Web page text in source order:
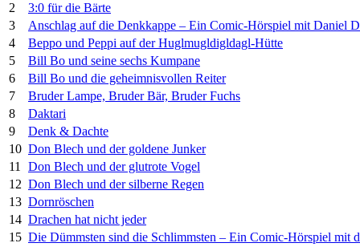
2
3:0 für die Bärte
3
Anschlag auf die Denkkappe – Ein Comic-Hörspiel mit Daniel
4
Beppo und Peppi auf der Huglmugldigldagl-Hütte
5
Bill Bo und seine sechs Kumpane
6
Bill Bo und die geheimnisvollen Reiter
7
Bruder Lampe, Bruder Bär, Bruder Fuchs
8
Daktari
9
Denk & Dachte
10 Don Blech und der goldene Junker
11
Don Blech und der glutrote Vogel
12 Don Blech und der silberne Regen
13 Dornröschen
14 Drachen hat nicht jeder
15 Die Dümmsten sind die Schlimmsten – Ein Comic-Hörspiel mit